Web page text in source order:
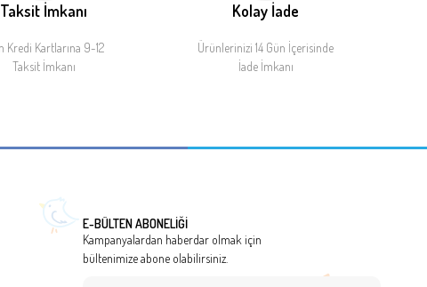
Taksit İmkanı
Kredi Kartlarına 9-12
Taksit İmkanı
Kolay İade
Ürünlerinizi 14 Gün İçerisinde
İade İmkanı
E-BÜLTEN ABONELİĞİ
Kampanyalardan haberdar olmak için
bültenimize abone olabilirsiniz.